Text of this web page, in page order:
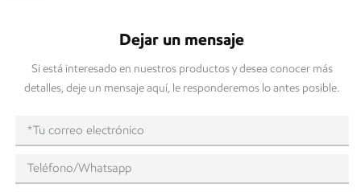
Dejar un mensaje
Si está interesado en nuestros productos y desea conocer más
detalles, deje un mensaje aquí, le responderemos lo antes posible.